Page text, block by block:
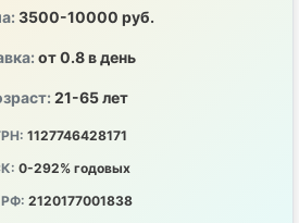
3500-10000 руб.
от 0.8 в день
21-65 лет
1127746428171
0-292% годовых
2120177001838